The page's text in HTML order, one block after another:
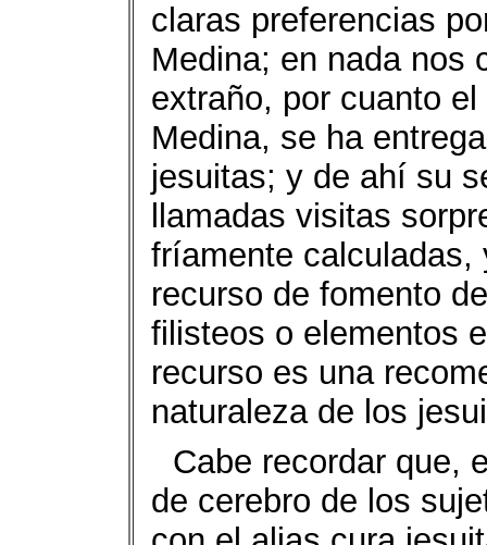
claras preferencias
Medina; en nada nos
extraño, por cuanto
Medina, se ha
jesuitas; y de ahí su
llamadas visitas
fríamente calculadas,
recurso de fomento
filisteos o elementos
recurso es una
naturaleza de los
Cabe recordar que,
de cerebro de los